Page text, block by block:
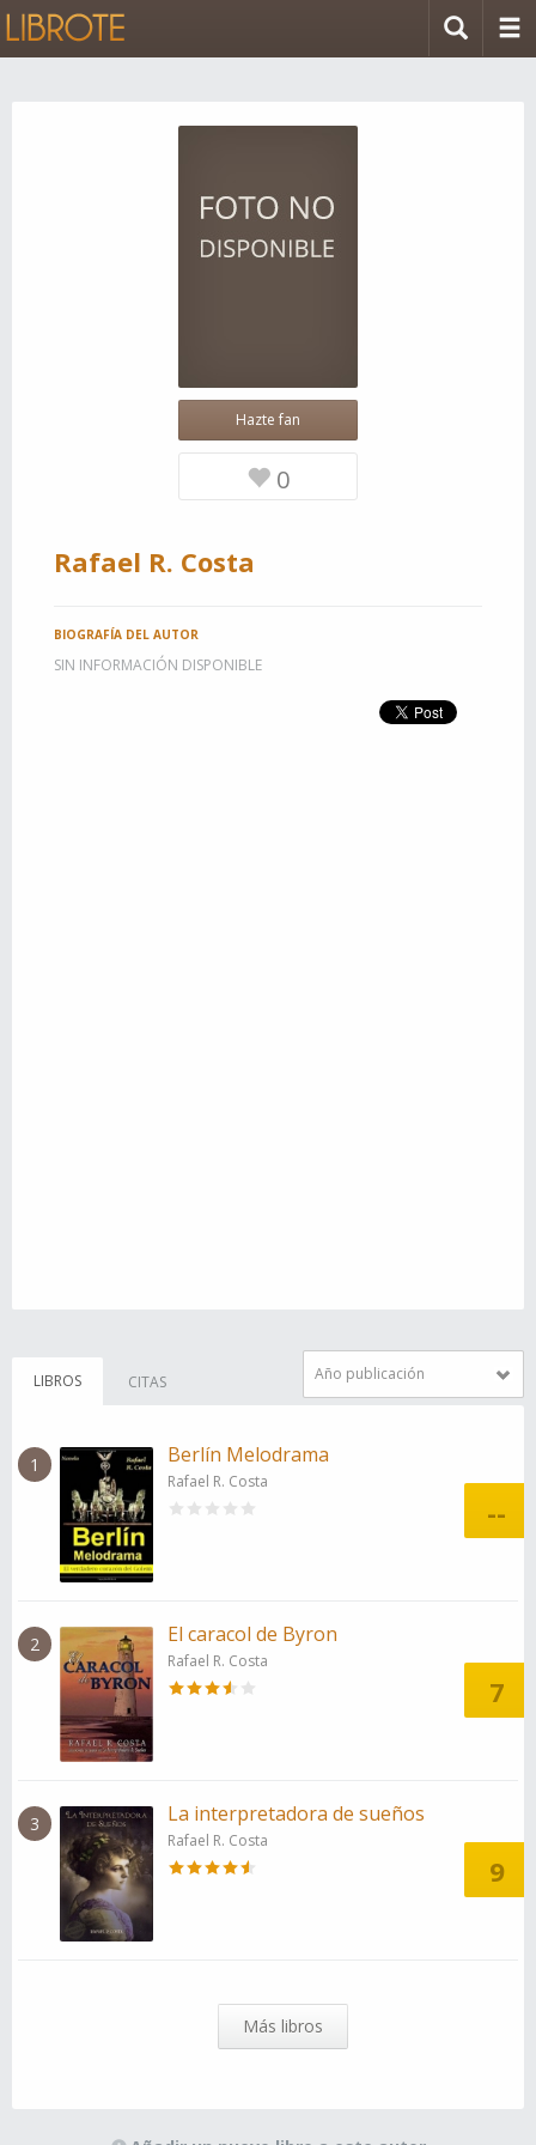
Hazte fan
0
Rafael R. Costa
BIOGRAFÍA DEL AUTOR
SIN INFORMACIÓN DISPONIBLE
LIBROS CITAS Año publicación
1 Berlín Melodrama
Rafael R. Costa
--
2 El caracol de Byron
Rafael R. Costa
7
3 La interpretadora de sueños
Rafael R. Costa
9
Más libros